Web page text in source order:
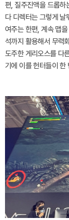
편, 질주진액을 드롭하
다 디렉터는 그렇게
여주는 한편, 계속 맵
석까지 활용해서 무력
도주한 게리오스를 다
기에 이를 헌터들이